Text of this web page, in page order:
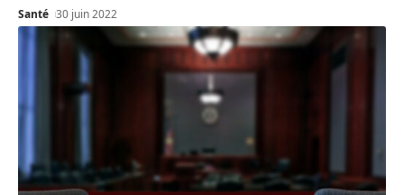
Santé 30 juin 2022